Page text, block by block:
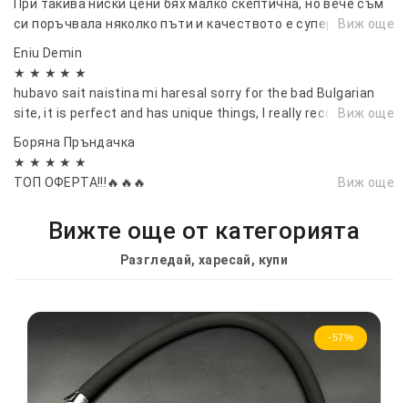
При такива ниски цени бях малко скептична, но вече съм
си поръчвала няколко пъти и качеството е супер!
Виж още
Eniu Demin
★ ★ ★ ★ ★
hubavo sait naistina mi haresal sorry for the bad Bulgarian
site, it is perfect and has unique things, I really recommend it
Виж още
Боряна Пръндачка
★ ★ ★ ★ ★
ТОП ОФЕРТА!!!🔥🔥🔥
Виж още
Вижте още от категорията
Разгледай, харесай, купи
-57%